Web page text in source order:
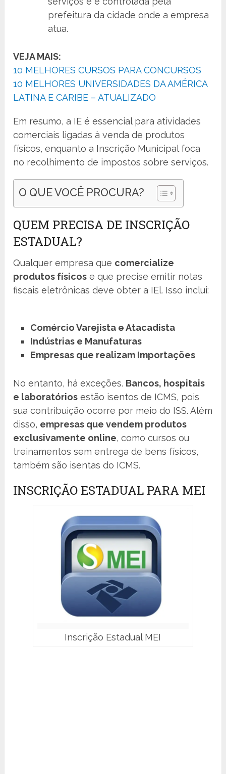
prefeitura da cidade onde a empresa
atua.
VEJA MAIS:
10 MELHORES CURSOS PARA CONCURSOS
10 MELHORES UNIVERSIDADES DA AMÉRICA
LATINA E CARIBE – ATUALIZADO
Em resumo, a IE é essencial para atividades
comerciais ligadas à venda de produtos
físicos, enquanto a Inscrição Municipal foca
no recolhimento de impostos sobre serviços.
O QUE VOCÊ PROCURA?
QUEM PRECISA DE INSCRIÇÃO
ESTADUAL?
Qualquer empresa que comercialize
produtos físicos e que precise emitir notas
fiscais eletrônicas deve obter a IEl. Isso inclui:
Comércio Varejista e Atacadista
Indústrias e Manufaturas
Empresas que realizam Importações
No entanto, há exceções. Bancos, hospitais
e laboratórios estão isentos de ICMS, pois
sua contribuição ocorre por meio do ISS. Além
disso, empresas que vendem produtos
exclusivamente online, como cursos ou
treinamentos sem entrega de bens físicos,
também são isentas do ICMS.
INSCRIÇÃO ESTADUAL PARA MEI
Inscrição Estadual MEI